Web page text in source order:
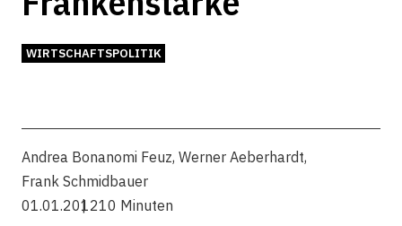
WIRTSCHAFTSPOLITIK
Andrea Bonanomi Feuz, Werner Aeberhardt,
Frank Schmidbauer
01.01.201210 Minuten